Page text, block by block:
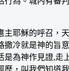
耶穌的呼召，天
撒冷就是神的旨
是為神作見證,走
歷，叫我們知道